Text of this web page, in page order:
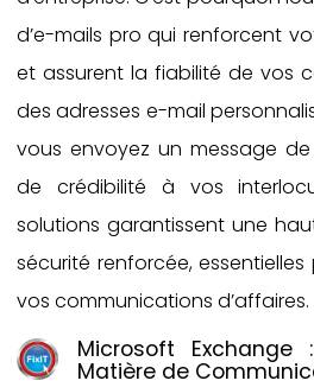
d’e-mails pro qui renforcent
et assurent la fiabilité de vos
des adresses e-mail
vous envoyez un message
de crédibilité à vos
solutions garantissent une
sécurité renforcée,
vos communications d’affaires.
Microsoft Exchange
Matière de